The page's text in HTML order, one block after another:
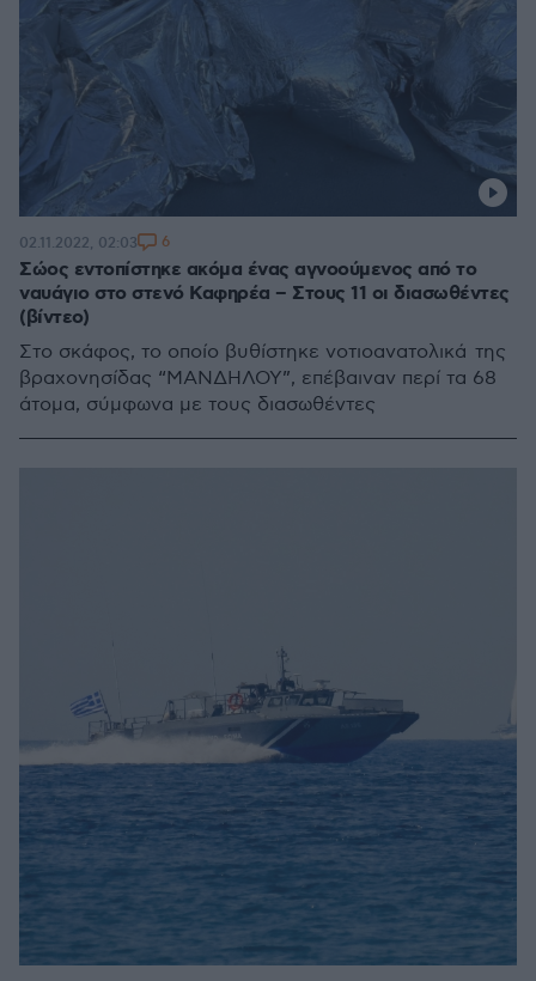
Σώος εντοπίστηκε ακόμα ένας αγνοούμενος από το
ναυάγιο στο στενό Καφηρέα – Στους 11 οι διασωθέντες
(βίντεο)
Στο σκάφος, το οποίο βυθίστηκε νοτιοανατολικά της
βραχονησίδας “ΜΑΝΔΗΛΟΥ”, επέβαιναν περί τα 68
άτομα, σύμφωνα με τους διασωθέντες
02.11.2022, 02:03 6